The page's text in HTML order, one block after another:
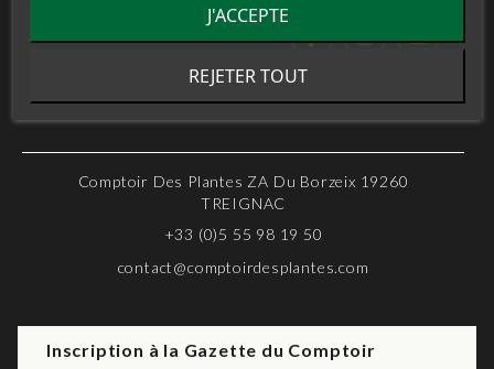
REJETER TOUT
J'ACCEPTE
Comptoir Des Plantes ZA Du Borzeix 19260
TREIGNAC
+33 (0)5 55 98 19 50
contact@comptoirdesplantes.com
Inscription à la Gazette du Comptoir